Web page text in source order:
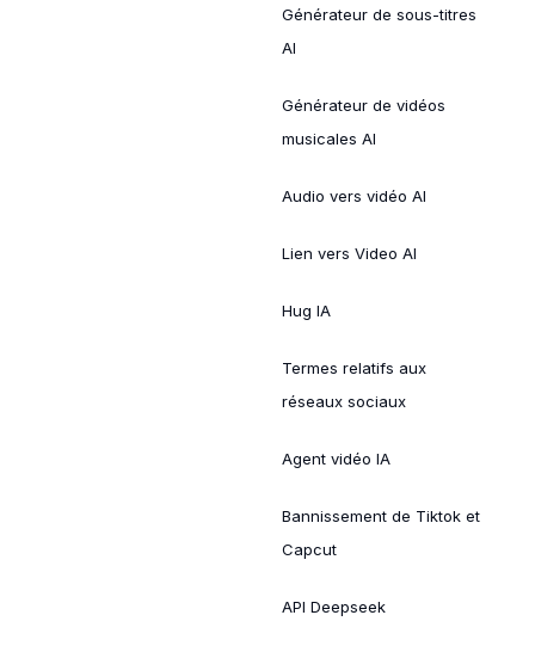
Générateur de sous-titres
AI
Générateur de vidéos
musicales AI
Audio vers vidéo AI
Lien vers Video AI
Hug IA
Termes relatifs aux
réseaux sociaux
Agent vidéo IA
Bannissement de Tiktok et
Capcut
API Deepseek